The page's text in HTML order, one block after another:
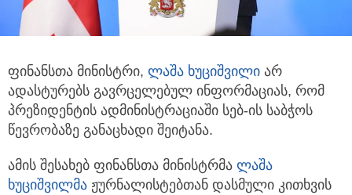
ფინანსთა მინისტრი, ლაშა ხუციშვილი არ
ადასტურებს გავრცელებულ ინფორმაციას, რომ
პრეზიდენტის ადმინისტრაციაში სებ-ის საბჭოს
წევრობაზე განაცხადი შეიტანა.
ამის შესახებ ფინანსთა მინისტრმა ლაშა
ხუციშვილმა ჟურნალისტებთან დასმული კითხვის